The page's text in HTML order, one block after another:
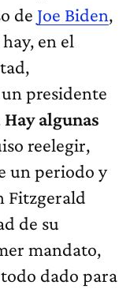
de Joe Biden,
en el
presidente
Hay algunas
reelegir,
un periodo y
Fitzgerald
de su
mandato,
dado para